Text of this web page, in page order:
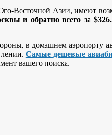
Восточной Азии, имеют
и обратно всего за $326.
в домашнем аэропорту
Самые дешевые
вашего поиска.